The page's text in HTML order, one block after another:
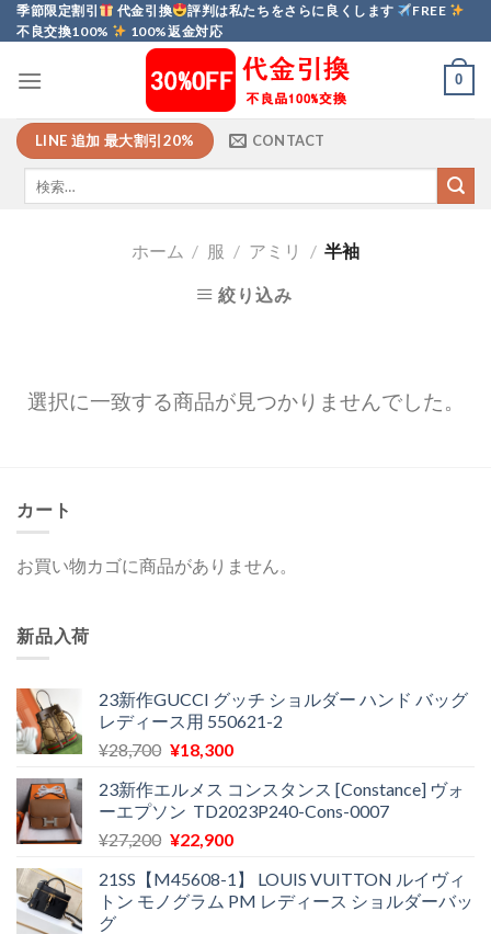
Skip
to
季節限定割引 代金引換 評判は私たちをさらに良くします
FREE
不良交換100%
100%返金対応
0
LINE 追加 最大割引20% CONTACT
ホーム / 服 / アミリ / 半袖
絞り込み
選択に一致する商品が見つかりませんでした。
カート
お買い物カゴに商品がありません。
新品入荷
23新作GUCCI グッチ ショルダー ハンド バッグ
レディース用 550621-2
¥28,700 元
価
格
は
で
し
¥18,300現
の
価
格
¥18,300
で
23新作エルメス コンスタンス [Constance] ヴォ
ーエプソン TD2023P240-Cons-0007
¥27,200 元
価
格
¥22,900現
の
価
21SS【M45608-1】 LOUIS VUITTON ルイヴィ
トン モノグラム PM レディース ショルダーバッ
グ